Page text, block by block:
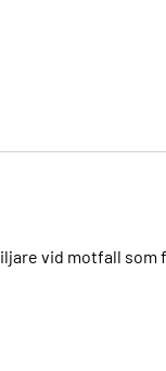
vid motfall